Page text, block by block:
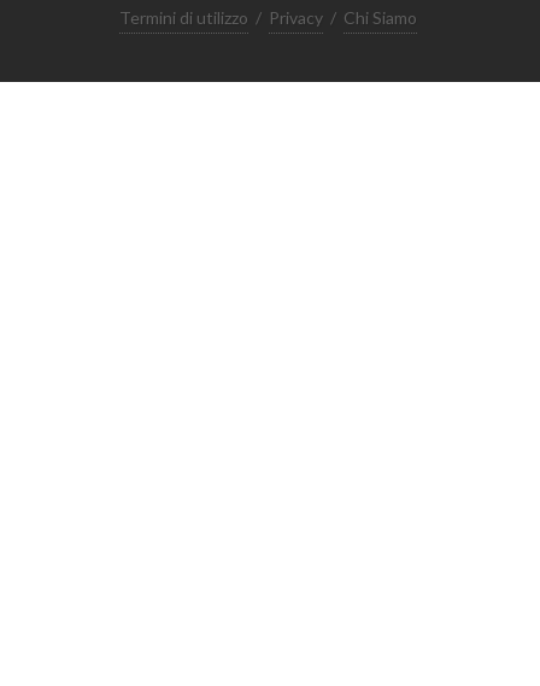
Termini di utilizzo / Privacy / Chi Siamo